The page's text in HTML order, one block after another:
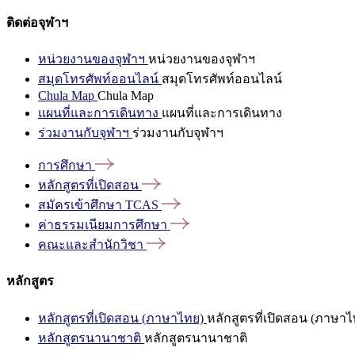
ติดต่อจุฬาฯ
หน่วยงานของจุฬาฯ หน่วยงานของจุฬาฯ
สมุดโทรศัพท์ออนไลน์ สมุดโทรศัพท์ออนไลน์
Chula Map Chula Map
แผนที่และการเดินทาง แผนที่และการเดินทาง
ร่วมงานกับจุฬาฯ ร่วมงานกับจุฬาฯ
การศึกษา
หลักสูตรที่เปิดสอน
สมัครเข้าศึกษา TCAS
ค่าธรรมเนียมการศึกษา
คณะและสำนักวิชา
หลักสูตร
หลักสูตรที่เปิดสอน (ภาษาไทย) หลักสูตรที่เปิดสอน (ภาษาไ
หลักสูตรนานาชาติ หลักสูตรนานาชาติ